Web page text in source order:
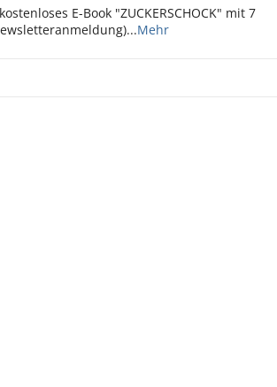
E-Book "ZUCKERSCHOCK" mit 7
...Mehr